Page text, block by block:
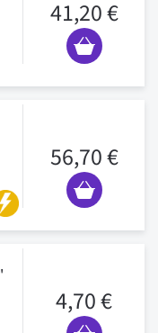
41,20 €
56,70 €
4,70 €